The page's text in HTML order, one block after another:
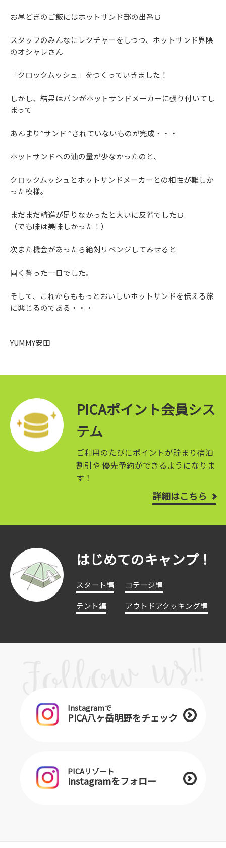
お昼どきのご飯にはホットサンド部の出番🍞
スタッフのみんなにレクチャーをしつつ、ホットサンド界隈
のオシャレさん
「クロックムッシュ」をつくっていきました！
しかし、結果はパンがホットサンドメーカーに張り付いてし
まって
あんまり”サンド ”されていないものが完成・・・
ホットサンドへの油の量が少なかったのと、
クロックムッシュとホットサンドメーカーとの相性が難しか
った模様。
まだまだ精進が足りなかったと大いに反省でした🍞
（でも味は美味しかった！）
次また機会があったら絶対リベンジしてみせると
固く誓った一日でした。
そして、これからももっとおいしいホットサンドを伝える旅
に興じるのである・・・
YUMMY安田
PICAポイント会員シス
テム
ご利用のたびにポイントが貯まり宿泊
割引や 優先予約ができるようになりま
す！
詳細はこちら
はじめてのキャンプ！
スタート編
コテージ編
テント編
アウトドアクッキング編
Instagramで
PICA八ヶ岳明野をチェック
PICAリゾート
Instagramをフォロー